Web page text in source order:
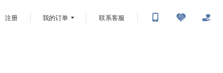
注册 我的订单 联系客服